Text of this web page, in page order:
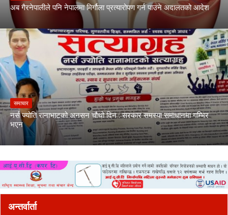
अब गैरनेपालीले पनि नेपालमा मिर्गौला प्रत्यारोपण गर्न पाउने अदालतको आदेश
समाचार
नर्स ज्योति रानाभाटको अनसन चौथो दिन : सरकार समस्या समाधानमा गम्भिर
भएन
अन्तर्वार्ता